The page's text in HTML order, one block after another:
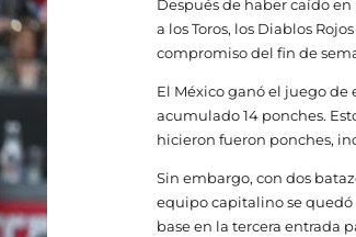
Después de haber caído
a los Toros, los Diablos
compromiso del fin de
El México ganó el juego de
acumulado 14 ponches.
hicieron fueron ponches,
Sin embargo, con dos
equipo capitalino se quedó
base en la tercera entrada